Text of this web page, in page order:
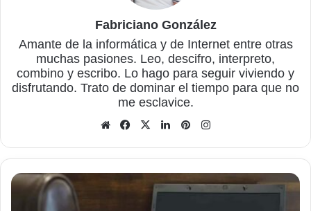
Fabriciano González
Amante de la informática y de Internet entre otras
muchas pasiones. Leo, descifro, interpreto,
combino y escribo. Lo hago para seguir viviendo y
disfrutando. Trato de dominar el tiempo para que no
me esclavice.
Sitio
Facebook
X LinkedInPinterest
El
permanecer